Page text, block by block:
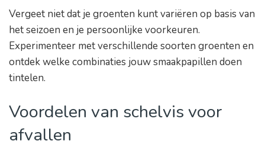
Vergeet niet dat je groenten kunt variëren op basis van
het seizoen en je persoonlijke voorkeuren.
Experimenteer met verschillende soorten groenten en
ontdek welke combinaties jouw smaakpapillen doen
tintelen.
Voordelen van schelvis voor
afvallen